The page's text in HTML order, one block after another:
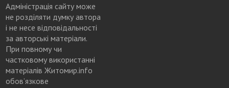
Адміністрація сайту може
не розділяти думку автора
і не несе відповідальності
за авторські матеріали.
При повному чи
частковому використанні
матеріалів Житомир.info
обов’язкове